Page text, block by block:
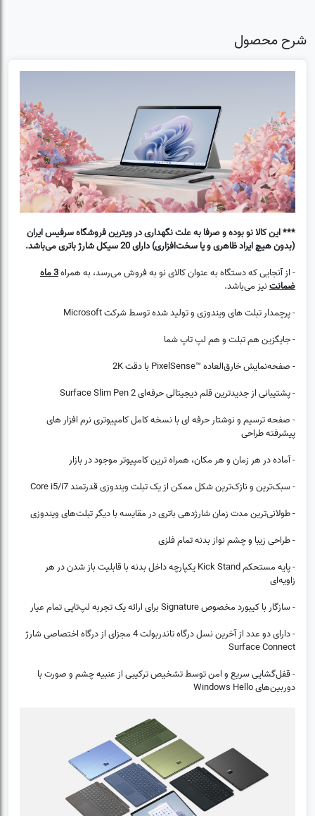
شرح محصول
*** این کالا نو بوده و صرفا به علت نگهداری در ویترین فروشگاه سرفیس ایران
(بدون هیچ ایراد ظاهری و یا سخت‌افزاری) دارای 20 سیکل شارژ باتری می‌باشد.
- از آنجایی که دستگاه به عنوان کالای نو به فروش می‌رسد، به همراه
3 ماه
ضمانت نیز می‌باشد.
- پرچمدار تبلت های ویندوزی و تولید شده توسط شرکت Microsoft
- جایگزین هم تبلت و هم لپ تاپ شما
- صفحه‌نمایش خارق‌العاده ™PixelSense با دقت 2K
- پشتیبانی از جدیدترین قلم دیجیتالی حرفه‌ای Surface Slim Pen 2
- صفحه ترسیم و نوشتار حرفه ای با نسخه کامل کامپیوتری نرم افزار های
پیشرفته طراحی
- آماده در هر زمان و هر مکان، همراه ترین کامپیوتر موجود در بازار
- سبک‌ترین و نازک‌ترین شکل ممکن از یک تبلت ویندوزی قدرتمند Core i5/i7
- طولانی‌ترین مدت زمان شارژدهی باتری در مقایسه با دیگر تبلت‌های ویندوزی
- طراحی زیبا و چشم نواز بدنه تمام فلزی
- پایه مستحکم Kick Stand یکپارچه داخل بدنه با قابلیت باز شدن در هر
زاویه‌ای
- سازگار با کیبورد مخصوص Signature برای ارائه یک تجربه لپ‌تاپی تمام عیار
- دارای دو عدد از آخرین نسل درگاه تاندربولت 4 مجزای از درگاه اختصاصی شارژ
Surface Connect
- قفل‌گشایی سریع و امن توسط تشخیص ترکیبی از عنبیه چشم و صورت با
دوربین‌های Windows Hello
(0)